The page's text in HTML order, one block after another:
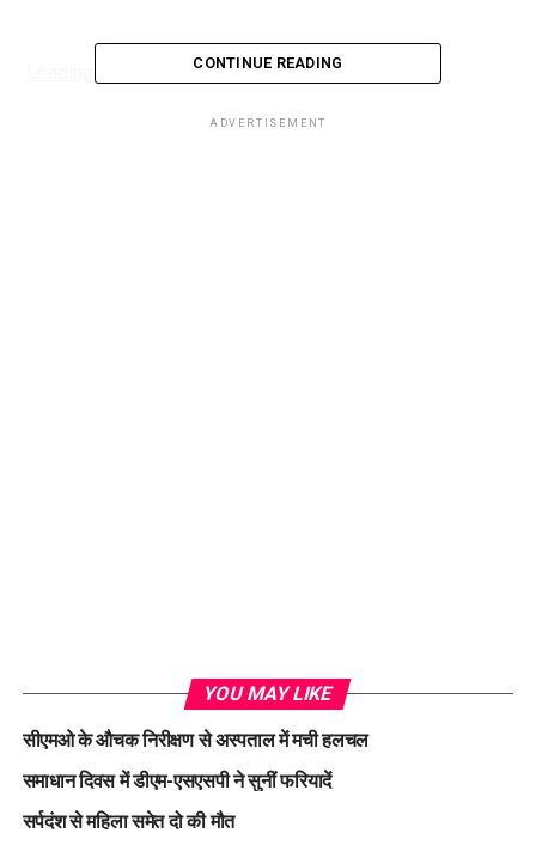
CONTINUE READING
ADVERTISEMENT
YOU MAY LIKE
सीएमओ के औचक निरीक्षण से अस्पताल में मची हलचल
समाधान दिवस में डीएम-एसएसपी ने सुनीं फरियादें
सर्पदंश से महिला समेत दो की मौत